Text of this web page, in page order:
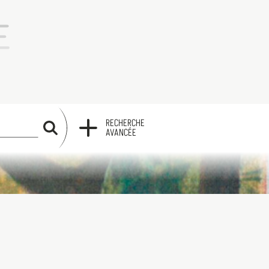
RECHERCHE
RECHERCHE
AVANCÉE